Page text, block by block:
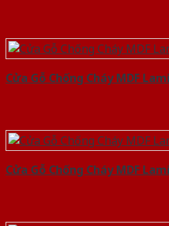
Cửa Gỗ Chống Cháy MDF
Cửa Gỗ Chống Cháy MDF